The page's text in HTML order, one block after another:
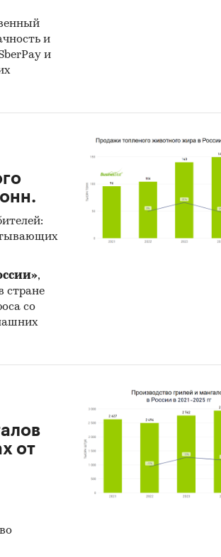
вислобрюхих свиней будет
***кого края ***ского района.
на выращивании и
зерновых, бахчевых культур,
по сниженным оптовым
наличие большой площади
местности: вьетнамская
зеленой травой и разнообразными
разведением
края нет (есть только
В большей степени
частные фермеры, «подворно»,
свинья – порода домашних
Юго-Восточная Азия…
вьетнамских свиней
переносят суровые зимы,
спокойно переносят
и
и
,
стране
со
от